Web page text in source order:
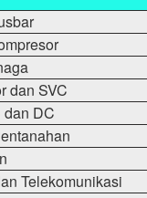
dan SVC
DC
Telekomunikasi